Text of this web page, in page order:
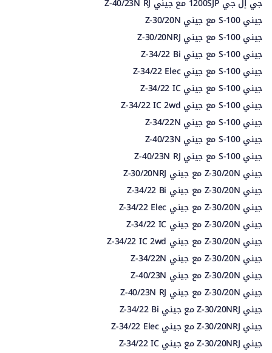
جي إل جي 1200SJP مع جيني Z-40/23N RJ
جيني S-100 مع جيني Z-30/20N
جيني S-100 مع جيني Z-30/20NRJ
جيني S-100 مع جيني Z-34/22 Bi
جيني S-100 مع جيني Z-34/22 Elec
جيني S-100 مع جيني Z-34/22 IC
جيني S-100 مع جيني Z-34/22 IC 2wd
جيني S-100 مع جيني Z-34/22N
جيني S-100 مع جيني Z-40/23N
جيني S-100 مع جيني Z-40/23N RJ
جيني Z-30/20N مع جيني Z-30/20NRJ
جيني Z-30/20N مع جيني Z-34/22 Bi
جيني Z-30/20N مع جيني Z-34/22 Elec
جيني Z-30/20N مع جيني Z-34/22 IC
جيني Z-30/20N مع جيني Z-34/22 IC 2wd
جيني Z-30/20N مع جيني Z-34/22N
جيني Z-30/20N مع جيني Z-40/23N
جيني Z-30/20N مع جيني Z-40/23N RJ
جيني Z-30/20NRJ مع جيني Z-34/22 Bi
جيني Z-30/20NRJ مع جيني Z-34/22 Elec
جيني Z-30/20NRJ مع جيني Z-34/22 IC